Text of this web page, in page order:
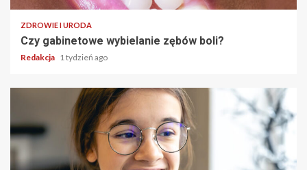
ZDROWIE I URODA
Czy gabinetowe wybielanie zębów boli?
Redakcja 1 tydzień ago